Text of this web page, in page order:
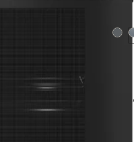
termometru +
klasės etiketė